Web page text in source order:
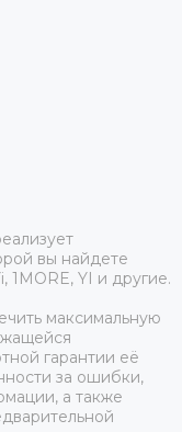
вы найдете
1MORE, YI и другие.
максимальную
гарантии её
за ошибки,
а также